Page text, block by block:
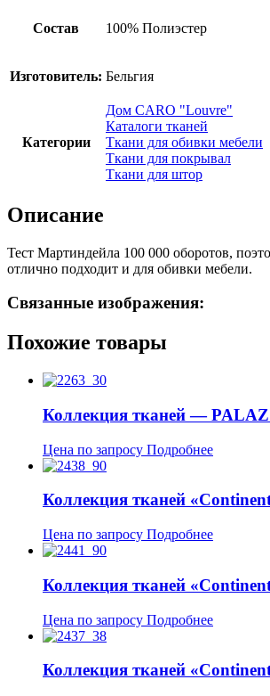
Состав 100% Полиэстер
Изготовитель: Бельгия
Категории
Дом CARO "Louvre"
Каталоги тканей
Ткани для обивки мебели
Ткани для покрывал
Ткани для штор
Описание
Тест Мартиндейла 100 000 оборотов,
отлично подходит и для обивки мебели.
Связанные изображения:
Похожие товары
Коллекция тканей —
Цена по запросу Подробнее
Коллекция тканей
Цена по запросу Подробнее
Коллекция тканей
Цена по запросу Подробнее
Коллекция тканей